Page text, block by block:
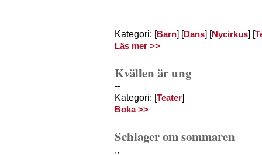
Kategori: [Barn] [Dans] [Nycirkus] [
Läs mer >>
Kvällen är ung
--
Kategori: [Teater]
Boka >>
Schlager om sommaren
,,